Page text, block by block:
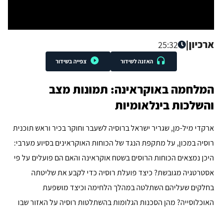
ארכיון|
25:32
האזנה לשידור צפייה בשידור
המלחמה באוקראינה: תמונות מצב
והשלכות בינלאומיות
ארקדי מיל-מן, שגריר ישראל ברוסיה לשעבר וחוקר בכיר וראש תוכנית
רוסיה במכון, על מתקפת הנגד של הכוחות האוקראינים בסיוע מערבי:
היכן נמצאים הכוחות הרוסים בשטח אוקראינה והאם הם פועלים על פי
אסטרטגיה מגובשת? כיצד פועלת רוסיה כדי לקבע את שליטתה
בחלקים שעליהם השתלטה במהלך הלחימה וכיצד מושפעת
האוכלוסייה? מהן הסכנות הגלומות בהשתלטות רוסיה על האזור שבו